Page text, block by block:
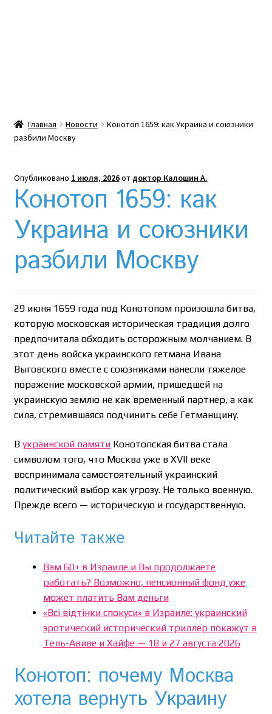
Компания
Контакты
Корзина
Мой аккаунт
Необычный союз NAnews и Nikk.Agency
Отзывы про Клексан
Оформление заказа
Политика конфиденциальности
Почему интернет-аптеки онлайн плохо приживаются
в Израиле: закон, доверие и особенности рынка
Рекомендации
Статьи
Страница-меню-2
Главная Новости
Конотоп 1659: как Украина и союзники
разбили Москву
Опубликовано 1 июля, 2026от доктор Калошин А.
Конотоп 1659: как
Украина и союзники
разбили Москву
29 июня 1659 года под Конотопом произошла битва,
которую московская историческая традиция долго
предпочитала обходить осторожным молчанием. В
этот день войска украинского гетмана Ивана
Выговского вместе с союзниками нанесли тяжелое
поражение московской армии, пришедшей на
украинскую землю не как временный партнер, а как
сила, стремившаяся подчинить себе Гетманщину.
В украинской памятиКонотопская битва стала
символом того, что Москва уже в XVII веке
воспринимала самостоятельный украинский
политический выбор как угрозу. Не только военную.
Прежде всего — историческую и государственную.
Читайте также
Вам 60+ в Израиле и Вы продолжаете
работать? Возможно, пенсионный фонд уже
может платить Вам деньги
«Всі відтінки спокуси» в Израиле: украинский
эротический исторический триллер покажут в
Тель-Авиве и Хайфе — 18 и 27 августа 2026
Конотоп: почему Москва
хотела вернуть Украину